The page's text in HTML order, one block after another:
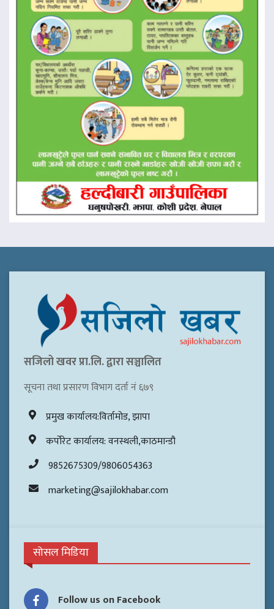
सजिलो खवर प्रा.लि. द्वारा सञ्चालित
सूचना तथा प्रसारण विभाग दर्ता नं ६७९
प्रमुख कार्यालय:विर्तामोड, झापा
कर्पोरेट कार्यालय: वनस्थली,काठमान्डौ
9852675309/9806054363
marketing@sajilokhabar.com
सोसल मिडिया
Follow us on Facebook